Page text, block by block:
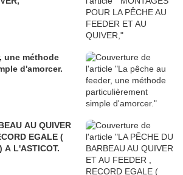
une méthode
d'amorcer.
AU QUIVER
EGALE (
A L'ASTICOT.